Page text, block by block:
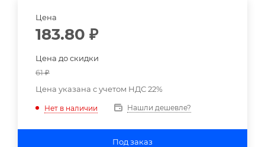
Цена
183.80 ₽
Цена до скидки
61₽
Цена указана с учетом НДС 22%
Нет в наличии Нашли дешевле?
Под заказ